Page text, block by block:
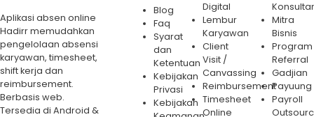
Aplikasi absen online
Hadirr memudahkan
pengelolaan absensi
karyawan, timesheet,
shift kerja dan
reimbursement.
Berbasis web.
Tersedia di Android &
Blog
Faq
Syarat
dan
Ketentuan
Kebijakan
Privasi
Kebijakan
Digital
Lembur
Karyawan
Client
Visit /
Canvassing
Reimbursement
Timesheet
Online
Mitra
Bisnis
Program
Referral
Gadjian
Payuung
Payroll